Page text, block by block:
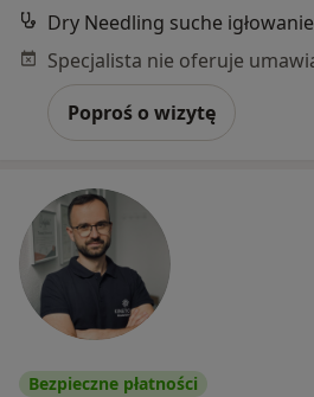
Dry Needling suche igłowanie
Poproś o wizytę
Bezpieczne płatności